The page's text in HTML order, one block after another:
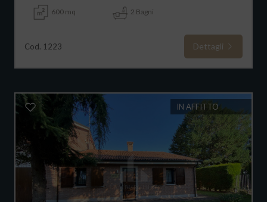
600 mq 2 Bagni
Cod. 1223 Dettagli
IN AFFITTO